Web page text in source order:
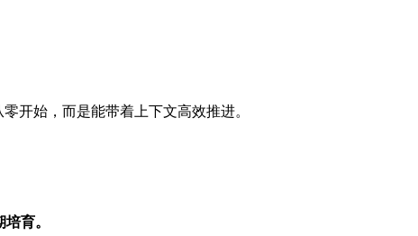
开始，而是能带着上下文高效推进。
育。